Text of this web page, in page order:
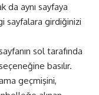
da aynı sayfaya
sayfalara girdiğinizi
sol tarafında
basılır.
geçmişini,